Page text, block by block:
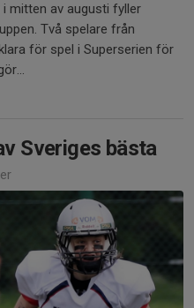
mitten av augusti fyller
Två spelare från
för spel i Superserien för
Sveriges bästa